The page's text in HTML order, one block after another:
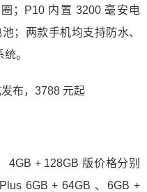
；P10 内置 3200 毫安电
；两款手机均支持防水、
。
4GB + 128GB 版价格分别
6GB + 64GB 、6GB +